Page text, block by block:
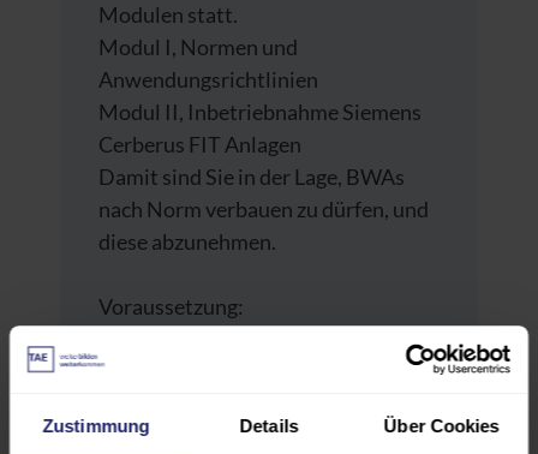
Zustimmung Details Über Cookies
Modulen statt.
Modul I, Normen und
Anwendungsrichtlinien
Modul II, Inbetriebnahme Siemens
Cerberus FIT Anlagen
Damit sind Sie in der Lage, BWAs
nach Norm verbauen zu dürfen, und
diese abzunehmen.
Voraussetzung:
– Dipl.-Ing. oder Dipl.-Ing. (FH) der
Fachrichtung Elektrotechnik oder
Nachrichtentechnik)